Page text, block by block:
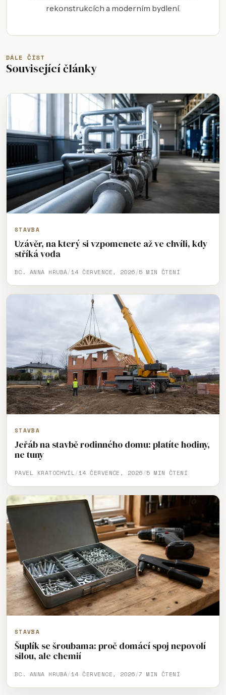
rekonstrukcích a moderním bydlení.
DÁLE ČÍST
Související články
STAVBA
Uzávěr, na který si vzpomenete až ve chvíli, kdy
stříká voda
BC. ANNA HRUBÁ/14 ČERVENCE, 2026/5 MIN ČTENÍ
STAVBA
Jeřáb na stavbě rodinného domu: platíte hodiny,
ne tuny
PAVEL KRATOCHVÍL/14 ČERVENCE, 2026/5 MIN ČTENÍ
STAVBA
Šuplík se šroubama: proč domácí spoj nepovolí
silou, ale chemií
BC. ANNA HRUBÁ/14 ČERVENCE, 2026/7 MIN ČTENÍ